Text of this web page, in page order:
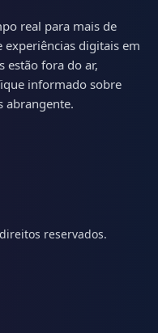
real para mais de
digitais em
estão fora do ar,
informado sobre
abrangente.
reservados.